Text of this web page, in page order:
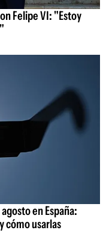
Felipe VI: "Estoy
en España:
cómo usarlas